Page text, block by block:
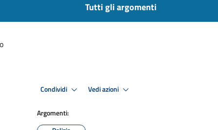
Tutti gli argomenti
Condividi Vedi azioni
Argomenti: